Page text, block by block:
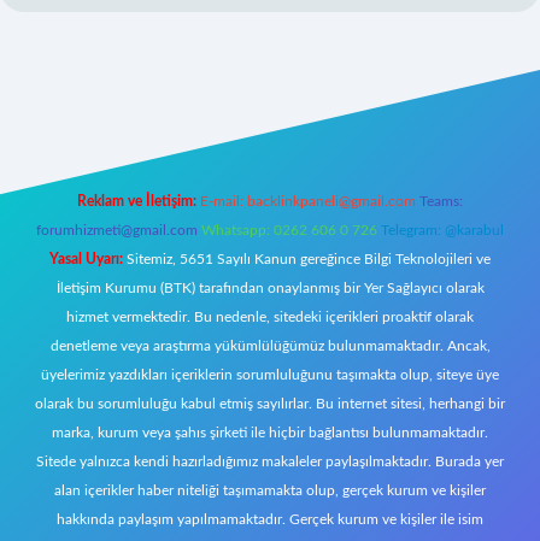
Reklam ve İletişim: E-mail: backlinkpaneli@gmail.com Teams:
forumhizmeti@gmail.com Whatsapp: 0262 606 0 726 Telegram: @karabul
Yasal Uyarı: Sitemiz, 5651 Sayılı Kanun gereğince Bilgi Teknolojileri ve
İletişim Kurumu (BTK) tarafından onaylanmış bir Yer Sağlayıcı olarak
hizmet vermektedir. Bu nedenle, sitedeki içerikleri proaktif olarak
denetleme veya araştırma yükümlülüğümüz bulunmamaktadır. Ancak,
üyelerimiz yazdıkları içeriklerin sorumluluğunu taşımakta olup, siteye üye
olarak bu sorumluluğu kabul etmiş sayılırlar. Bu internet sitesi, herhangi bir
marka, kurum veya şahıs şirketi ile hiçbir bağlantısı bulunmamaktadır.
Sitede yalnızca kendi hazırladığımız makaleler paylaşılmaktadır. Burada yer
alan içerikler haber niteliği taşımamakta olup, gerçek kurum ve kişiler
hakkında paylaşım yapılmamaktadır. Gerçek kurum ve kişiler ile isim